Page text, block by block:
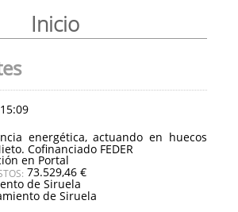
Inicio
energética, actuando en huecos
Cofinanciado FEDER
en Portal
73.529,46 €
de Siruela
de Siruela